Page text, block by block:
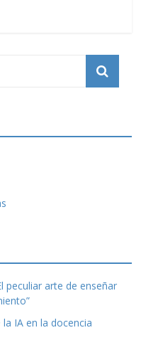
peculiar arte de enseñar
IA en la docencia